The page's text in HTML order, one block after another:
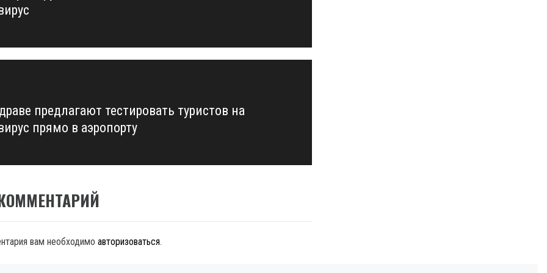
предлагают тестировать туристов на
прямо в аэропорту
вам необходимо авторизоваться.